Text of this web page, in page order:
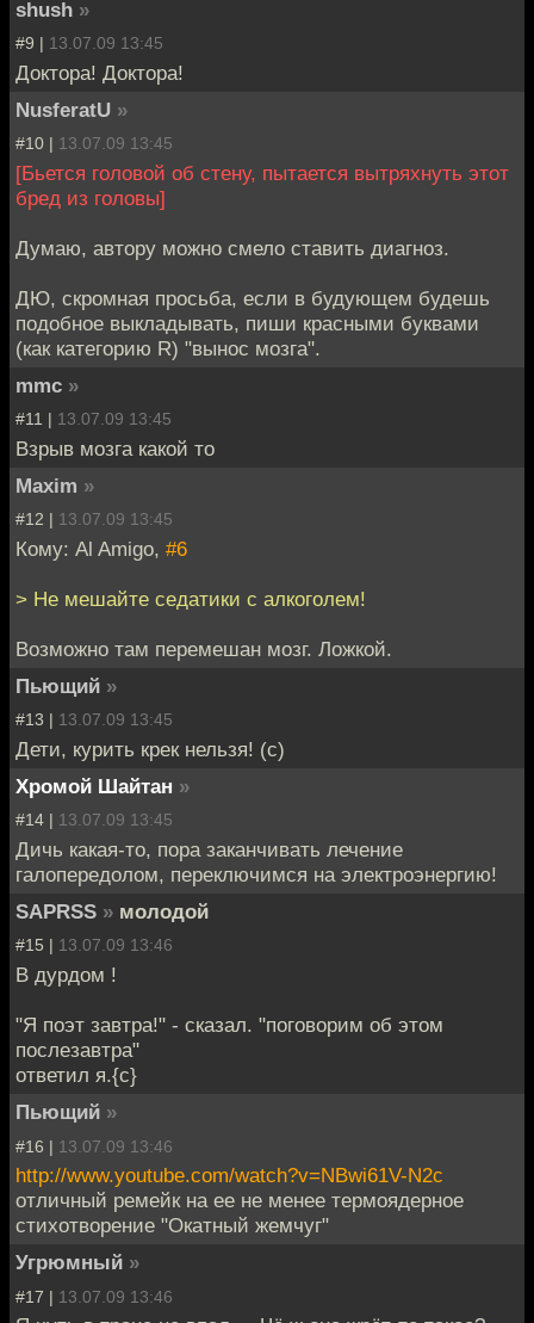
shush »
#9 | 13.07.09 13:45
Доктора! Доктора!
NusferatU »
#10 | 13.07.09 13:45
[Бьется головой об стену, пытается вытряхнуть этот
бред из головы]
Думаю, автору можно смело ставить диагноз.
ДЮ, скромная просьба, если в будующем будешь
подобное выкладывать, пиши красными буквами
(как категорию R) "вынос мозга".
mmc »
#11 | 13.07.09 13:45
Взрыв мозга какой то
Maxim »
#12 | 13.07.09 13:45
Кому: Al Amigo, #6
> Не мешайте седатики с алкоголем!
Возможно там перемешан мозг. Ложкой.
Пьющий »
#13 | 13.07.09 13:45
Дети, курить крек нельзя! (с)
Хромой Шайтан »
#14 | 13.07.09 13:45
Дичь какая-то, пора заканчивать лечение
галопередолом, переключимся на электроэнергию!
SAPRSS » молодой
#15 | 13.07.09 13:46
В дурдом !
"Я поэт завтра!" - сказал. "поговорим об этом
послезавтра"
ответил я.{c}
Пьющий »
#16 | 13.07.09 13:46
http://www.youtube.com/watch?v=NBwi61V-N2c
отличный ремейк на ее не менее термоядерное
стихотворение "Окатный жемчуг"
Угрюмный »
#17 | 13.07.09 13:46